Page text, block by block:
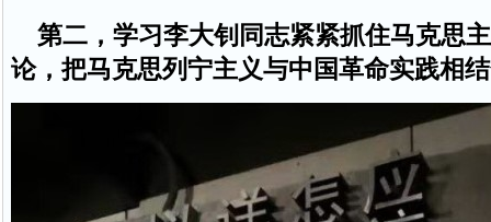
第二，学习李大钊同志紧紧抓住马克思
论，把马克思列宁主义与中国革命实践相